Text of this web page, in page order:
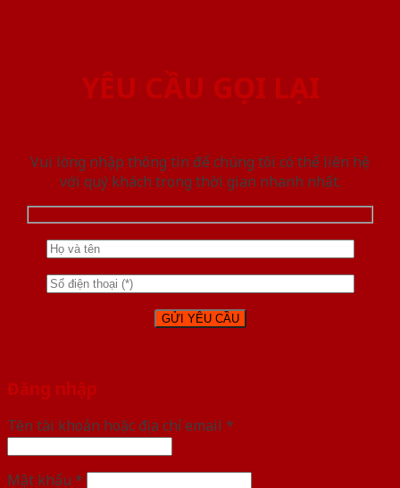
YÊU CẦU GỌI LẠI
Vui lòng nhập thông tin để chúng tôi có thể liên hệ
với quý khách trong thời gian nhanh nhất.
Đăng nhập
Tên tài khoản hoặc địa chỉ email *
Mật khẩu *